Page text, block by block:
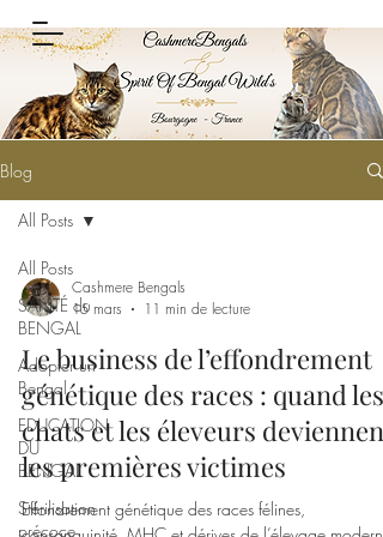
Blog
All Posts
SANTÉ du
BENGAL
Adopter un
Bengal
EDUCATION
DU
BENGAL
Stérilisation
précoce
All Posts
Cashmere Bengals
15 mars
11 min de lecture
Le business de l’effondrement
génétique des races : quand les
chats et les éleveurs deviennent
les premières victimes
Effondrement génétique des races félines,